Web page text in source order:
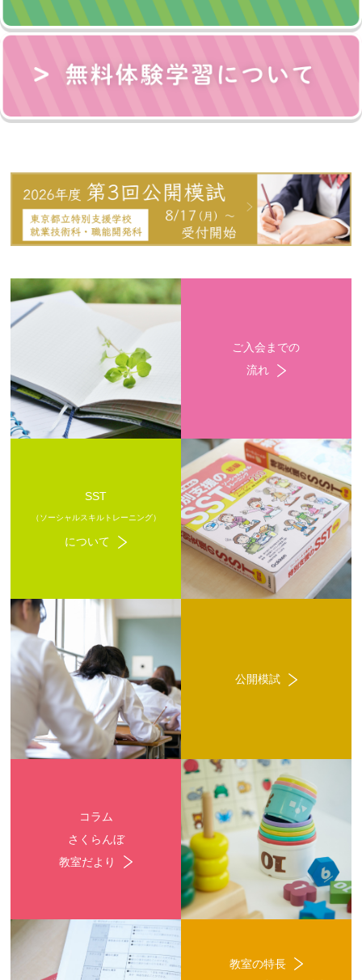
ご入会までの
流れ
SST
（ソーシャルスキルトレーニング）
について
公開模試
コラム
さくらんぼ
教室だより
教室の特長